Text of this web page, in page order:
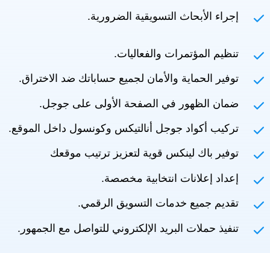
إجراء الأبحاث التسويقية الضرورية.
تنظيم المؤتمرات والفعاليات.
توفير الحماية والأمان لجميع حساباتك ضد الاختراق.
ضمان الظهور في الصفحة الأولى على جوجل.
تركيب أكواد جوجل أنالتيكس وكونسول داخل الموقع.
توفير باك لينكس قوية لتعزيز ترتيب موقعك
إعداد إعلانات انتخابية مخصصة.
تقديم جميع خدمات التسويق الرقمي.
تنفيذ حملات البريد الإلكتروني للتواصل مع الجمهور.